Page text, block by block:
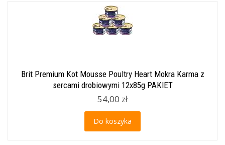
Brit Premium Kot Mousse Poultry Heart Mokra Karma z
sercami drobiowymi 12x85g PAKIET
54,00 zł
Do koszyka